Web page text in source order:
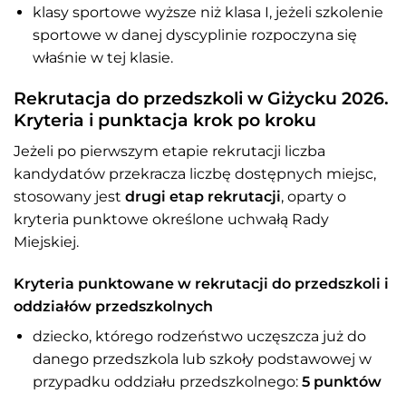
klasy sportowe wyższe niż klasa I, jeżeli szkolenie
sportowe w danej dyscyplinie rozpoczyna się
właśnie w tej klasie.
Rekrutacja do przedszkoli w Giżycku 2026.
Kryteria i punktacja krok po kroku
Jeżeli po pierwszym etapie rekrutacji liczba
kandydatów przekracza liczbę dostępnych miejsc,
stosowany jest drugi etap rekrutacji, oparty o
kryteria punktowe określone uchwałą Rady
Miejskiej.
Kryteria punktowane w rekrutacji do przedszkoli i
oddziałów przedszkolnych
dziecko, którego rodzeństwo uczęszcza już do
danego przedszkola lub szkoły podstawowej w
przypadku oddziału przedszkolnego: 5 punktów